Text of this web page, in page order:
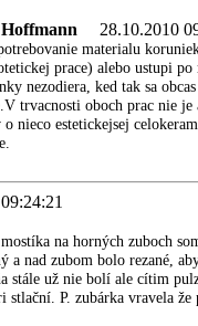
28.10.2010
materialu
prace) alebo ustupi po
nezodiera, ked tak sa
trvacnosti oboch prac nie
nieco estetickejsej
na horných zuboch
a nad zubom bolo rezané,
stále už nie bolí ale cítim
stlační. P. zubárka vravela